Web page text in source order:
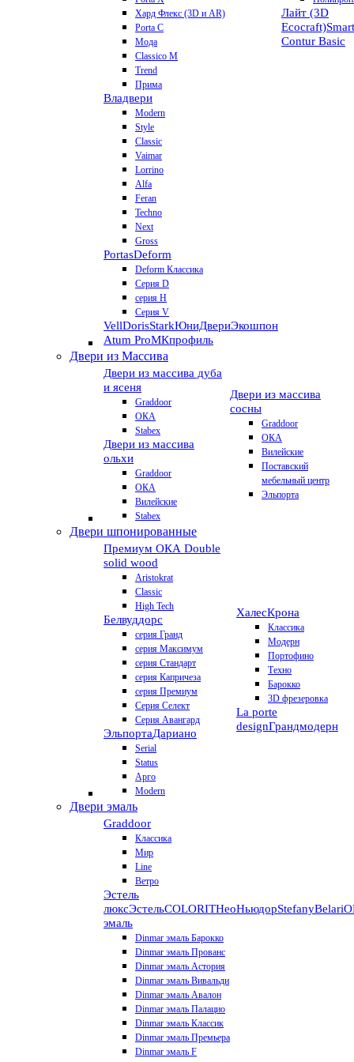
Хард Флекс (3D и AR)
Porta C
Мода
Classico M
Trend
Прима
Владвери
Modern
Style
Classic
Vaimar
Lorrino
Alfa
Feran
Techno
Next
Gross
PortasDeform
Deform Классика
Серия D
серия H
Серия V
VellDorisStarkЮниДвериЭкошпон
Atum ProМКпрофиль
Лайт (3D
Ecocraft)Smart
Contur Basic
Двери из Массива
Двери из массива дуба
и ясеня
Graddoor
ОКА
Stabex
Двери из массива
ольхи
Graddoor
ОКА
Вилейские
Stabex
Двери из массива
сосны
Graddoor
ОКА
Вилейские
Поставский
мебельный центр
Эльпорта
Двери шпонированные
Премиум ОКА Double
solid wood
Aristokrat
Classic
High Tech
Белвуддорс
серия Гранд
серия Максимум
серия Стандарт
серия Капричеза
серия Премиум
Серия Селект
Серия Авангард
ЭльпортаДариано
Serial
Status
Арго
Modern
ХалесКрона
Классика
Модерн
Портофино
Техно
Барокко
3D фрезеровка
La porte
designГрандмодерн
Двери эмаль
Graddoor
Классика
Мир
Line
Ветро
Эстель
люксЭстельCOLORITНеоНьюдорStefanyBelari
эмаль
Dinmar эмаль Барокко
Dinmar эмаль Прованс
Dinmar эмаль Астория
Dinmar эмаль Вивальди
Dinmar эмаль Авалон
Dinmar эмаль Палацио
Dinmar эмаль Классик
Dinmar эмаль Премьера
Dinmar эмаль F